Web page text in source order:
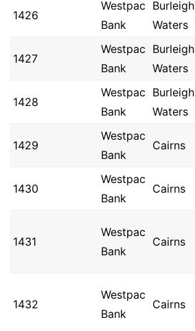
1426
Westpac
Bank
Burleigh
Waters
1427
Westpac
Bank
Burleigh
Waters
1428
Westpac
Bank
Burleigh
Waters
1429
Westpac
Bank
Cairns
1430
Westpac
Bank
Cairns
1431
Westpac
Bank
Cairns
1432
Westpac
Bank
Cairns